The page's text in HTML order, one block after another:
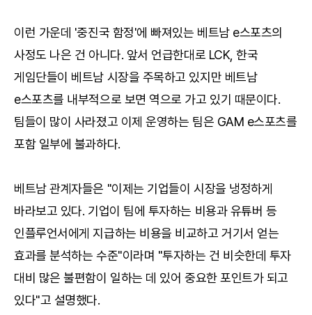
이런 가운데 '중진국 함정'에 빠져있는 베트남 e스포츠의
사정도 나은 건 아니다. 앞서 언급한대로 LCK, 한국
게임단들이 베트남 시장을 주목하고 있지만 베트남
e스포츠를 내부적으로 보면 역으로 가고 있기 때문이다.
팀들이 많이 사라졌고 이제 운영하는 팀은 GAM e스포츠를
포함 일부에 불과하다.
베트남 관계자들은 "이제는 기업들이 시장을 냉정하게
바라보고 있다. 기업이 팀에 투자하는 비용과 유튜버 등
인플루언서에게 지급하는 비용을 비교하고 거기서 얻는
효과를 분석하는 수준"이라며 "투자하는 건 비슷한데 투자
대비 많은 불편함이 일하는 데 있어 중요한 포인트가 되고
있다"고 설명했다.